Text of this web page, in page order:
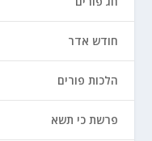
חודש אדר
הלכות פורים
פרשת כי תשא